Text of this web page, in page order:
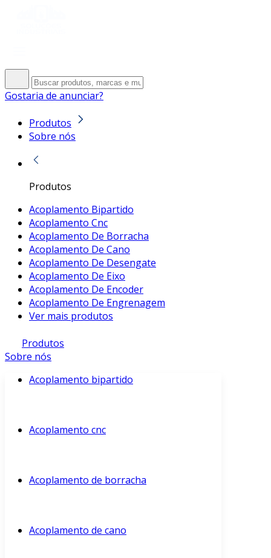
Gostaria de anunciar?
Produtos
Sobre nós
Produtos
Acoplamento Bipartido
Acoplamento Cnc
Acoplamento De Borracha
Acoplamento De Cano
Acoplamento De Desengate
Acoplamento De Eixo
Acoplamento De Encoder
Acoplamento De Engrenagem
Ver mais produtos
Produtos
Sobre nós
Acoplamento bipartido
Acoplamento cnc
Acoplamento de borracha
Acoplamento de cano